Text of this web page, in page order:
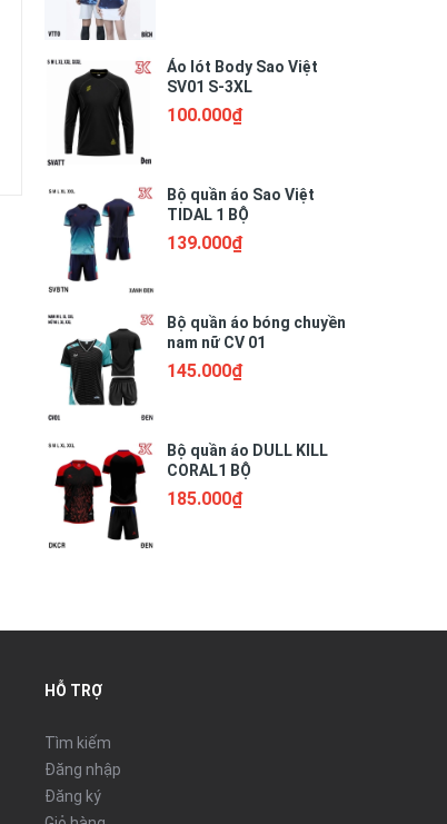
Áo lót Body Sao Việt
SV01 S-3XL
100.000₫
Bộ quần áo Sao Việt
TIDAL 1 BỘ
139.000₫
Bộ quần áo bóng chuyền
nam nữ CV 01
145.000₫
Bộ quần áo DULL KILL
CORAL1 BỘ
185.000₫
HỖ TRỢ
Tìm kiếm
Đăng nhập
Đăng ký